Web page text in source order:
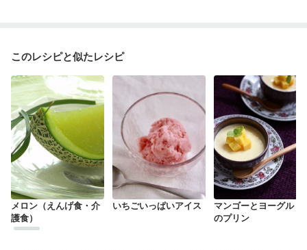
このレシピと似たレシピ
メロン（えんげ食・介
護食）
いちごいっぱいアイス
マンゴーとヨーグルト
のプリン